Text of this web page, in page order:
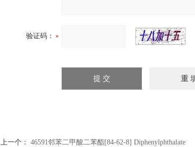
验证码：
上一个： 46591邻苯二甲酸二苯酯[84-62-8] Diphenylphthalate